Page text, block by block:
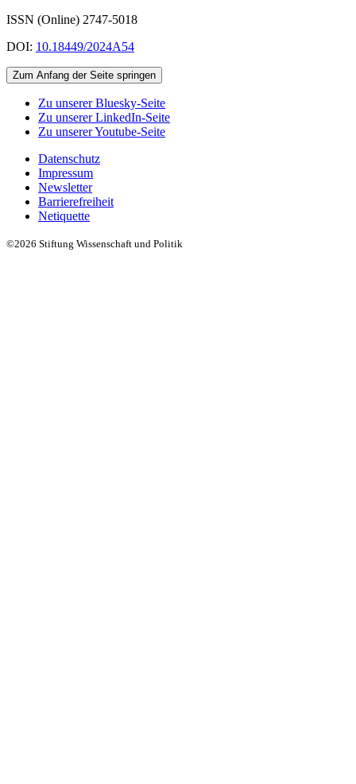
ISSN (Online) 2747-5018
DOI: 10.18449/2024A54
Zum Anfang der Seite springen
Zu unserer Bluesky-Seite
Zu unserer LinkedIn-Seite
Zu unserer Youtube-Seite
Datenschutz
Impressum
Newsletter
Barrierefreiheit
Netiquette
©2026 Stiftung Wissenschaft und Politik